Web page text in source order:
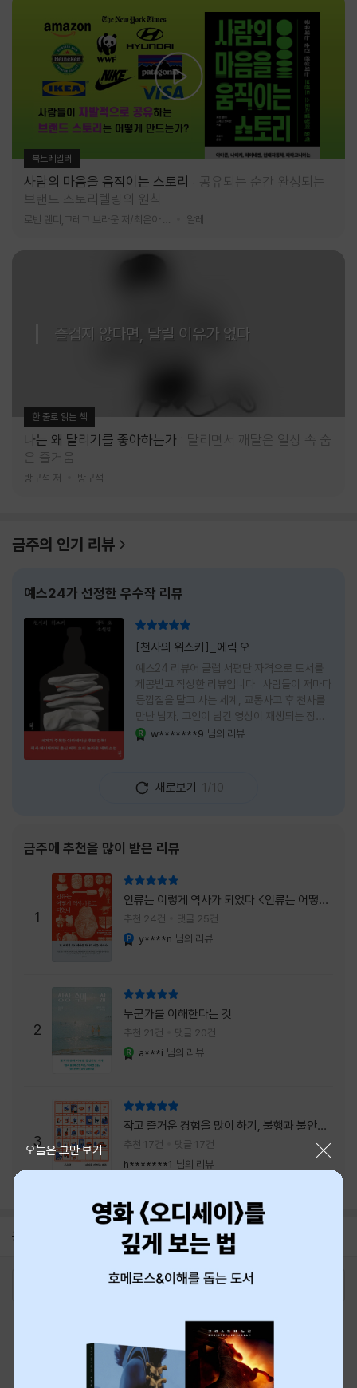
북트레일러
사람의 마음을 움직이는 스토리
공유되는 순간 완성되는
브랜드 스토리텔링의 원칙
알레
즐겁지 않다면, 달릴 이유가 없다
한 줄로 읽는 책
나는 왜 달리기를 좋아하는가
달리면서 깨달은 일상 속 숨
은 즐거움
방구석 저 방구석
금주의 인기 리뷰
예스24가 선정한 우수작 리뷰
[천사의 위스키]_에릭 오
예스24 리뷰어 클럽 서평단 자격으로 도서를
제공받고 작성한 리뷰입니다 사람들이 저마다
등껍질을 달고 사는 세계, 교통사고 후 천사를
만난 남자, 고인이 남긴 영상이 재생되는 장례
식장에서 똥을 싼 개. 이 책에는 몇 줄만 읽어도
넘어가 있었다. 소설을 읽으면서 잘 만든 단편
애니메이션 여러 편을 차례로 보는 기분이 들었
선명하게 그려졌고, 한 편이 끝날 때마다 질문
이 뒤따라왔다. 감출 수 없는 세계는 더 다정할
까 「등껍질」의 세계에서 사람들은 저마다 다른
등껍질을 달고 살아간다. 몸의 일부이면서 한
사람을 표현하는 수단
w*******9 님의 리뷰
새로보기 1/10
금주에 추천을 많이 받은 리뷰
1
인류는 이렇게 역사가 되었다 <인류는 어떻게
역사가 되었나>
추천 24건 댓글 25건
y****n 님의 리뷰
2
누군가를 이해한다는 것
추천 21건 댓글 20건
a***i 님의 리뷰
3
작고 즐거운 경험을 많이 하기, 불행과 불안을
회피하지 말기, 그리고 좋은 사람을 많이 만나
기.
추천 17건
댓글 17건
h*******1 님의 리뷰
공지 8월 신용카드 무이자할부 안내
오늘은 그만 보기
최근 본 상품
티켓 1544-6399
중고샵 1566-4295
eBook 1:1문의/채팅상담
예스이십사(주) 사업자 정보
이용약관
개인정보처리방침 청소년보호정책